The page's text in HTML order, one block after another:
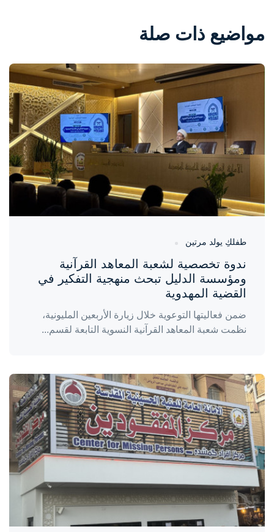
مواضيع ذات صلة
واحة المرأة
طفلكِ يولد مرتين
ندوة تخصصية لشعبة المعاهد القرآنية
ومؤسسة الدليل تبحث منهجية التفكير في
القضية المهدوية
ضمن فعاليتها التوعوية خلال زيارة الأربعين المليونية،
نظمت شعبة المعاهد القرآنية النسوية التابعة لقسم...
واحة المرأة
منذ 3 أيام